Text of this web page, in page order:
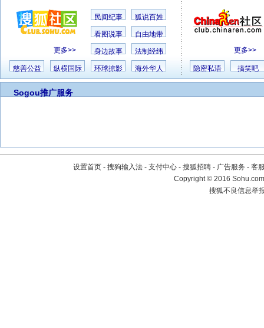
更多>>
民间纪事 狐说百姓
看图说事 自由地带
身边故事 法制经纬
慈善公益 纵横国际 环球掠影 海外华人
更多>>
隐密私语 搞笑吧
Sogou推广服务
设置首页 - 搜狗输入法 - 支付中心 - 搜狐招聘 - 广告服务 - 客
Copyright©2016
搜狐不良信息举